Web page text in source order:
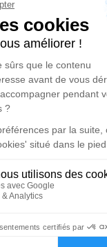
Les Clouzeaux en
Yon. Nous vous y
du défunt.